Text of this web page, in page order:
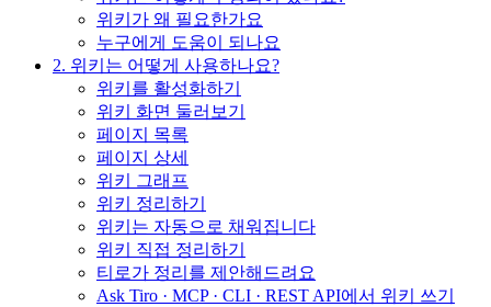
위키가 왜 필요한가요
누구에게 도움이 되나요
2. 위키는 어떻게 사용하나요?
위키를 활성화하기
위키 화면 둘러보기
페이지 목록
페이지 상세
위키 그래프
위키 정리하기
위키는 자동으로 채워집니다
위키 직접 정리하기
티로가 정리를 제안해드려요
Ask Tiro · MCP · CLI · REST API에서 위키 쓰기